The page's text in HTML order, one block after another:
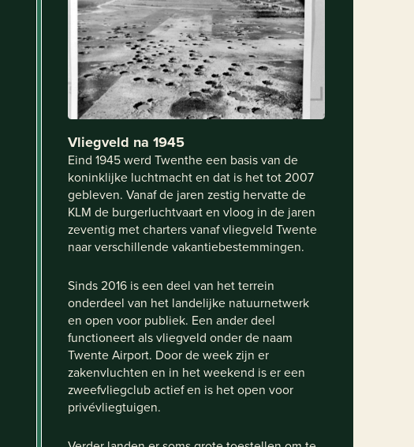
Vliegveld na 1945
Eind 1945 werd Twenthe een basis van de
koninklijke luchtmacht en dat is het tot 2007
gebleven. Vanaf de jaren zestig hervatte de
KLM de burgerluchtvaart en vloog in de jaren
zeventig met charters vanaf vliegveld Twente
naar verschillende vakantiebestemmingen.
Sinds 2016 is een deel van het terrein
onderdeel van het landelijke natuurnetwerk
en open voor publiek. Een ander deel
functioneert als vliegveld onder de naam
Twente Airport. Door de week zijn er
zakenvluchten en in het weekend is er een
zweefvliegclub actief en is het open voor
privévliegtuigen.